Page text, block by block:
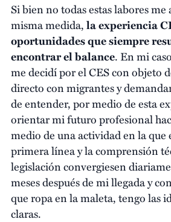
Si bien no todas estas labores
misma medida,la experiencia
oportunidades que siempre
encontrar el balance. En mi
me decidí por el CES con objeto
directo con migrantes y
de entender, por medio de esta
orientar mi futuro profesional
medio de una actividad en la que
primera línea y la comprensión
legislación convergiesen
meses después de mi llegada y
que ropa en la maleta, tengo las
claras.